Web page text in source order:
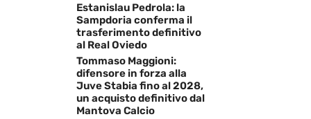
Estanislau Pedrola: la
Sampdoria conferma il
trasferimento definitivo
al Real Oviedo
Tommaso Maggioni:
difensore in forza alla
Juve Stabia fino al 2028,
un acquisto definitivo dal
Mantova Calcio